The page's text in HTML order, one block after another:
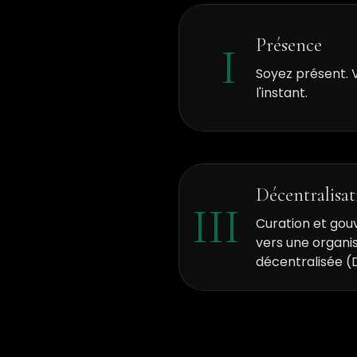
I Présence
Soyez présent.
l'instant.
III
Curation et
vers une
décentralisée